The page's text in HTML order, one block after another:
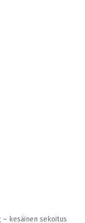
kesäinen sekoitus